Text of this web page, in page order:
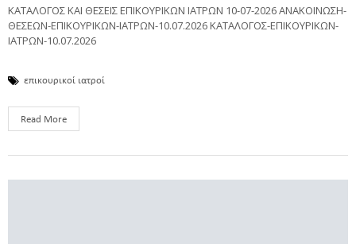
ΚΑΤΑΛΟΓΟΣ ΚΑΙ ΘΕΣΕΙΣ ΕΠΙΚΟΥΡΙΚΩΝ ΙΑΤΡΩΝ 10-07-2026 ΑΝΑΚΟΙΝΩΣΗ-
ΘΕΣΕΩΝ-ΕΠΙΚΟΥΡΙΚΩΝ-ΙΑΤΡΩΝ-10.07.2026 ΚΑΤΑΛΟΓΟΣ-ΕΠΙΚΟΥΡΙΚΩΝ-
ΙΑΤΡΩΝ-10.07.2026
επικουρικοί ιατροί
Read More